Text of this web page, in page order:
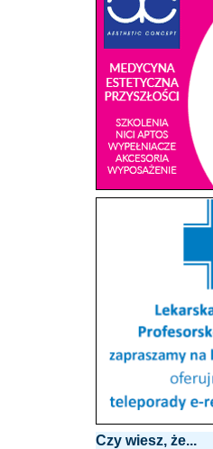
Czy wiesz, że...